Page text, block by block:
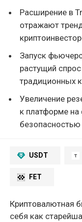
Расширение в
отражают
Запуск
растущий
традиционных
Увеличение
к платформе
безопасностью
USDT
FET
Криптовалютная
себя как